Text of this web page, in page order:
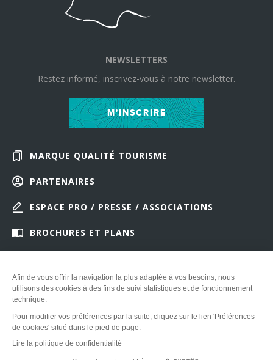
NEWSLETTERS
Restez informé, inscrivez-vous à notre newsletter.
M'INSCRIRE
MARQUE QUALITÉ TOURISME
PARTENAIRES
ESPACE PRO / PRESSE / ASSOCIATIONS
BROCHURES ET PLANS
Plan du site-Mentions légales-Information sur les cookies--Made
conditions d'utilisationde Google s'appliquent.